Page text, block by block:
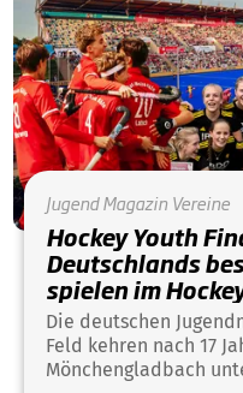
JugendMagazin Vereine
Hockey Youth
Deutschlands
spielen im
Meisterschaft
Die deutschen
Feld kehren nach 17
Mönchengladbach